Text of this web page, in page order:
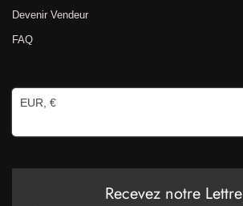
Devenir Vendeur
FAQ
EUR, €
Recevez notre Lettre